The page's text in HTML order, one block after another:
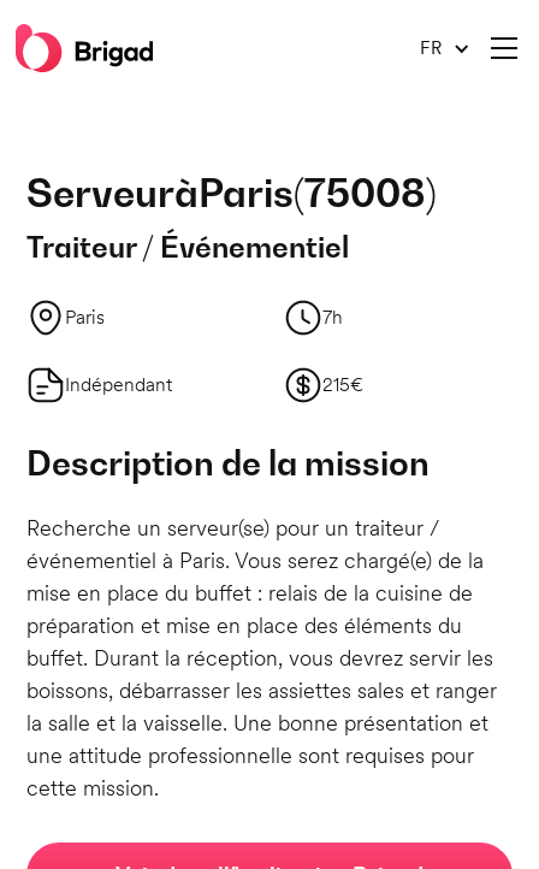
FR
ServeuràParis(75008)
Traiteur / Événementiel
Paris 7h
Indépendant 215€
Description de la mission
Recherche un serveur(se) pour un traiteur /
événementiel à Paris. Vous serez chargé(e) de la
mise en place du buffet : relais de la cuisine de
préparation et mise en place des éléments du
buffet. Durant la réception, vous devrez servir les
boissons, débarrasser les assiettes sales et ranger
la salle et la vaisselle. Une bonne présentation et
une attitude professionnelle sont requises pour
cette mission.